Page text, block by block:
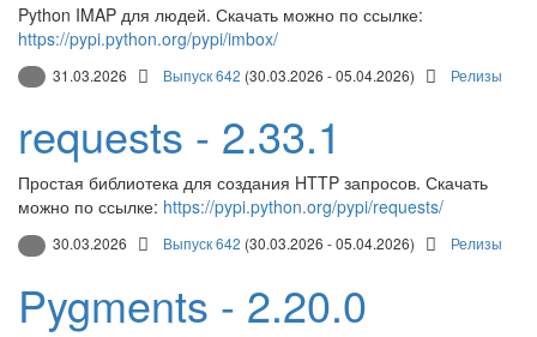
Python IMAP для людей. Скачать можно по ссылке:
https://pypi.python.org/pypi/imbox/
31.03.2026 Выпуск 642 (30.03.2026 - 05.04.2026) Релизы
requests - 2.33.1
Простая библиотека для создания HTTP запросов. Скачать
можно по ссылке: https://pypi.python.org/pypi/requests/
30.03.2026 Выпуск 642 (30.03.2026 - 05.04.2026) Релизы
Pygments - 2.20.0